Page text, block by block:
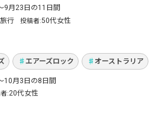
9月23日の11日間
行 投稿者 50代女性
叶えた新婚旅行！オーストラ
いこと全て達成し最高の思
エアーズロック オーストラリア
10月3日の8日間
20代女性
、ハリウッド、サンタモニ